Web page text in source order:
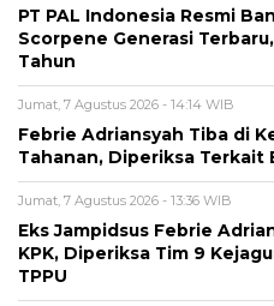
PT PAL Indonesia Resmi
Scorpene Generasi
Tahun
Jumat, 7 Agustus 2026 - 14:14 WIB
Febrie Adriansyah Tiba di
Tahanan, Diperiksa Terkait
Jumat, 7 Agustus 2026 - 13:36 WIB
Eks Jampidsus Febrie
KPK, Diperiksa Tim 9
TPPU